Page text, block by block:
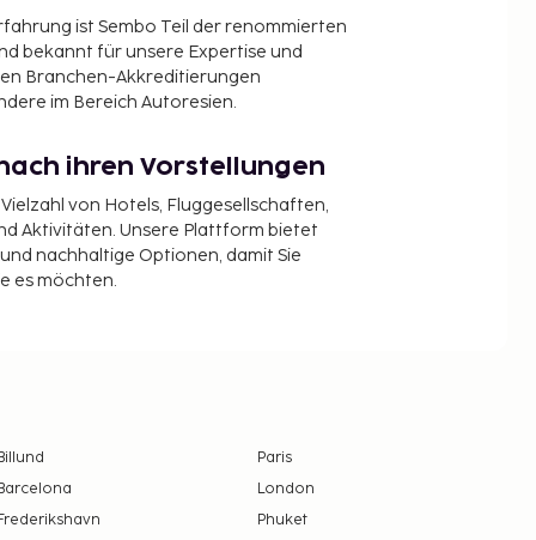
ist Sembo Teil der renommierten
bekannt für unsere Expertise und
Branchen-Akkreditierungen
im Bereich Autoresien.
ihren Vorstellungen
von Hotels, Fluggesellschaften,
Aktivitäten. Unsere Plattform bietet
nachhaltige Optionen, damit Sie
es möchten.
Paris
London
Phuket